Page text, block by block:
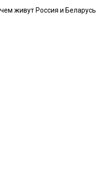
живут Россия и Беларусь